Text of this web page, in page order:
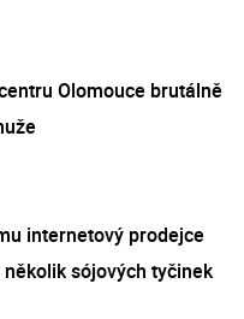
Olomouce brutálně
internetový prodejce
sójových tyčinek